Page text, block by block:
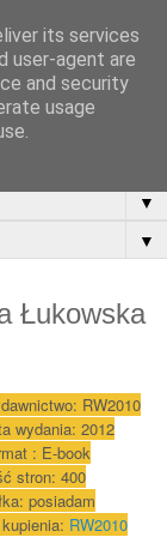
▼
▼
Łukowska
RW2010
wydania: 2012
: E-book
stron: 400
posiadam
enia: RW2010
its services
user-agent are
and security
usage